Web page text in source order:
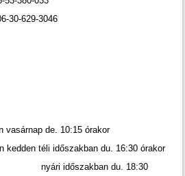
3046
de. 10:15 órakor
téli időszakban du. 16:30 órakor
du. 18:30